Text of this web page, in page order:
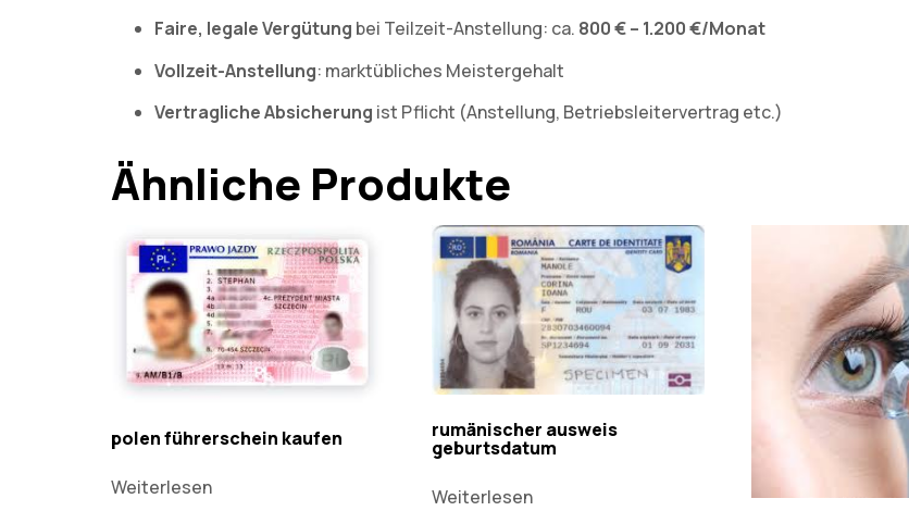
Faire, legale Vergütung bei Teilzeit-Anstellung: ca. 800 € – 1.200 €/Monat
Vollzeit-Anstellung: marktübliches Meistergehalt
Vertragliche Absicherung ist Pflicht (Anstellung, Betriebsleitervertrag etc.)
Ähnliche Produkte
polen führerschein kaufen
Weiterlesen
rumänischer ausweis
geburtsdatum
Weiterlesen